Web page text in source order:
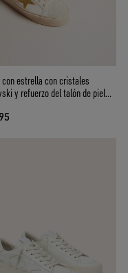
con estrella con cristales
y refuerzo del talón de piel